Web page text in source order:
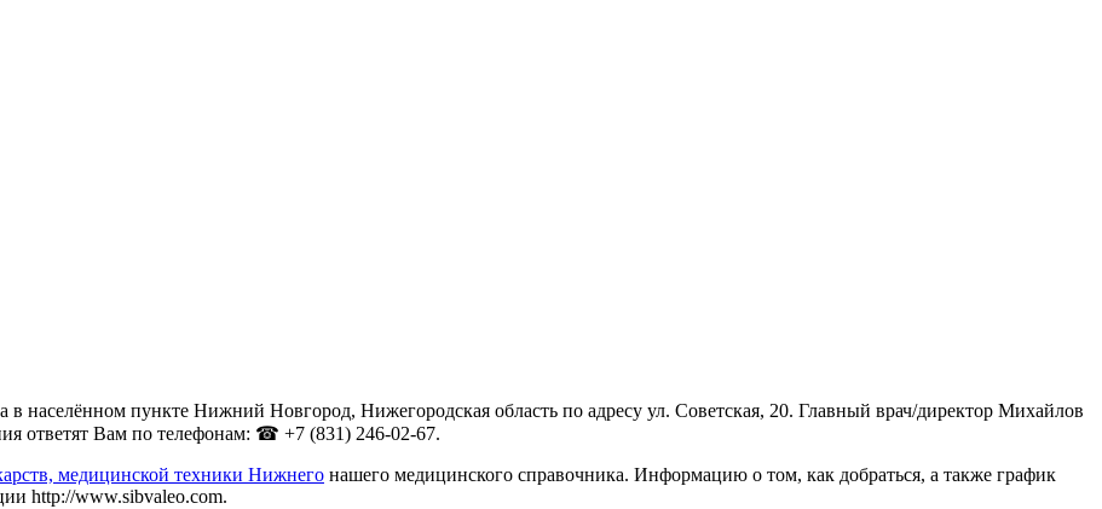
населённом пункте Нижний Новгород, Нижегородская область по адресу ул. Советская, 20. Главный врач/директор Михайлов
ответят Вам по телефонам: ☎ +7 (831) 246-02-67.
медицинской техники Нижнего нашего медицинского справочника. Информацию о том, как добраться, а также график
http://www.sibvaleo.com.